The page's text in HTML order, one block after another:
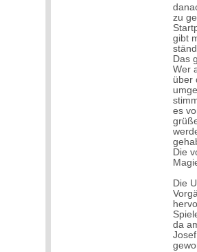
zu
gibt
Das
Wer
über
es
Die
Die
da